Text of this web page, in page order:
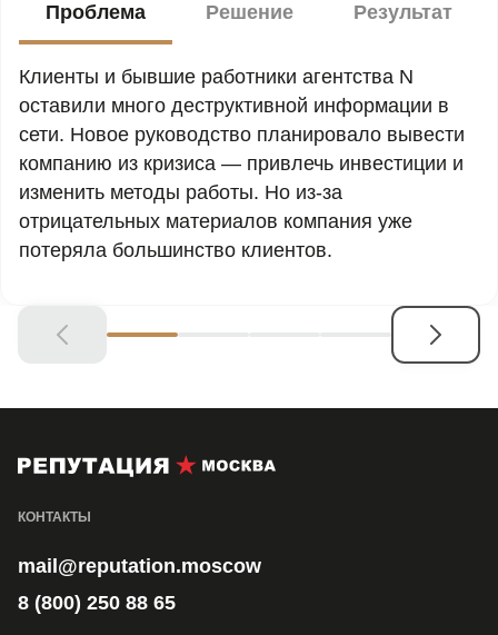
Проблема Решение Результат
Клиенты и бывшие работники агентства N
оставили много деструктивной информации в
сети. Новое руководство планировало вывести
компанию из кризиса — привлечь инвестиции и
изменить методы работы. Но из-за
отрицательных материалов компания уже
потеряла большинство клиентов.
КОНТАКТЫ
mail@reputation.moscow
8 (800) 250 88 65